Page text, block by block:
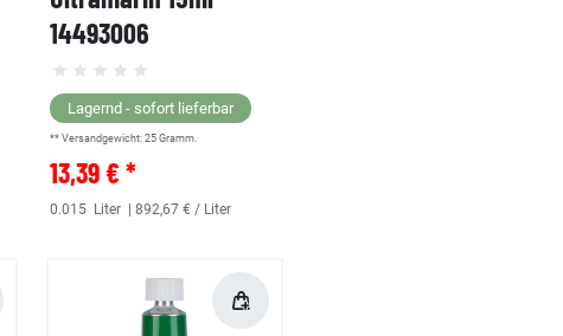
14493006
Lagernd - sofort lieferbar
** Versandgewicht: 25 Gramm.
13,39 € *
0.015 Liter | 892,67 € / Liter